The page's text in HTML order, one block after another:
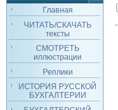
Главная
ЧИТАТЬ/СКАЧАТЬ
тексты
СМОТРЕТЬ
иллюстрации
Реплики
ИСТОРИЯ РУССКОЙ
БУХГАЛТЕРИИ